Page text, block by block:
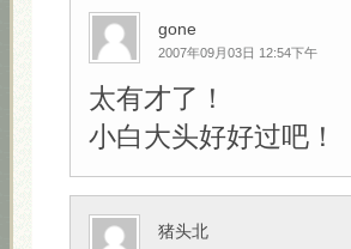
gone
2007年09月03日 12:54下午
太有才了！
小白大头好好过吧！
猪头北